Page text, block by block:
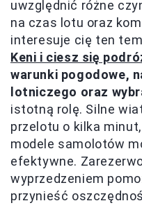
uwzględnić różne
na czas lotu oraz
interesuje cię ten
Keni i ciesz się
warunki pogodowe,
lotniczego oraz
istotną rolę. Silne
przelotu o kilka
modele samolotów
efektywne.
wyprzedzeniem
przynieść